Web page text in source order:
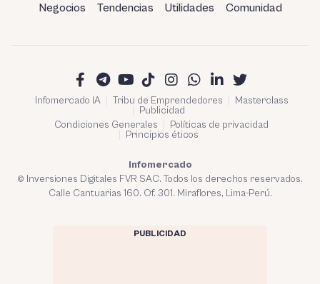
Negocios Tendencias Utilidades Comunidad
Infomercado IA Tribu de Emprendedores
Masterclass
Publicidad
Condiciones Generales
Políticas de privacidad
Principios éticos
Infomercado
© Inversiones Digitales FVR SAC. Todos los derechos reservados.
Calle Cantuarias 160. Of. 301. Miraflores, Lima-Perú.
PUBLICIDAD